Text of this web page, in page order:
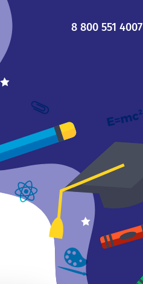
8 800 551 4007